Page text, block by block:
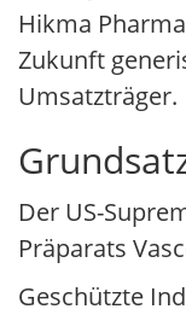
Hikma
Zukunft
Umsatzträger.
Der US-
Präparats
Geschützte